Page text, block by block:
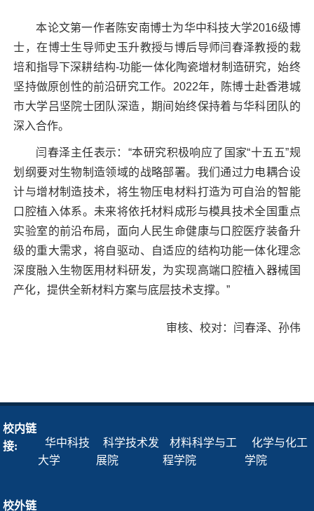
本论文第一作者陈安南博士为华中科技大学2016级博
士，在博士生导师史玉升教授与博后导师闫春泽教授的栽
培和指导下深耕结构-功能一体化陶瓷增材制造研究，始终
坚持做原创性的前沿研究工作。2022年，陈博士赴香港城
市大学吕坚院士团队深造，期间始终保持着与华科团队的
深入合作。
闫春泽主任表示：“本研究积极响应了国家“十五五”规
划纲要对生物制造领域的战略部署。我们通过力电耦合设
计与增材制造技术，将生物压电材料打造为可自治的智能
口腔植入体系。未来将依托材料成形与模具技术全国重点
实验室的前沿布局，面向人民生命健康与口腔医疗装备升
级的重大需求，将自驱动、自适应的结构功能一体化理念
深度融入生物医用材料研发，为实现高端口腔植入器械国
产化，提供全新材料方案与底层技术支撑。”
审核、校对：闫春泽、孙伟
校内链
接:
华中科技
大学
科学技术发
展院
材料科学与工
程学院
化学与化工
学院
校外链